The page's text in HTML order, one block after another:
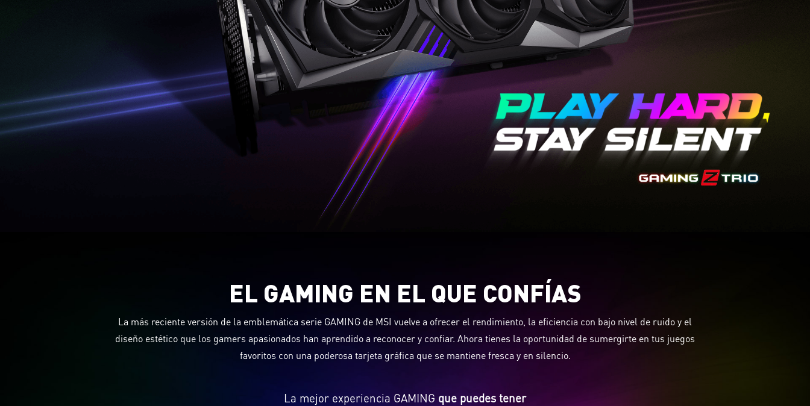
EL GAMING EN EL QUE CONFÍAS
La más reciente versión de la emblemática serie GAMING de MSI vuelve a ofrecer el rendimiento, la eficiencia con bajo nivel de ruido y el
diseño estético que los gamers apasionados han aprendido a reconocer y confiar. Ahora tienes la oportunidad de sumergirte en tus juegos
favoritos con una poderosa tarjeta gráfica que se mantiene fresca y en silencio.
La mejor experiencia GAMING que puedes tener